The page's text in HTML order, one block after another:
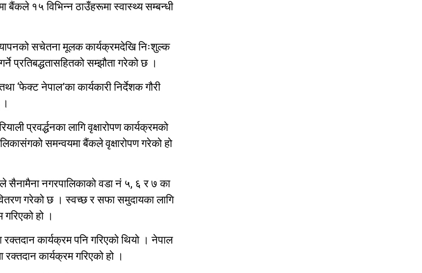
बैंकले १५ विभिन्न ठाउँहरूमा स्वास्थ्य सम्बन्धी
सचेतना मूलक कार्यक्रमदेखि निःशुल्क
प्रतिबद्धतासहितको सम्झौता गरेको छ ।
नेपाल’का कार्यकारी निर्देशक गौरी
प्रवर्द्धनका लागि वृक्षारोपण कार्यक्रमको
समन्वयमा बैंकले वृक्षारोपण गरेको हो
सैनामैना नगरपालिकाको वडा नं ५, ६ र ७ का
गरेको छ । स्वच्छ र सफा समुदायका लागि
हो ।
कार्यक्रम पनि गरिएको थियो । नेपाल
कार्यक्रम गरिएको हो ।